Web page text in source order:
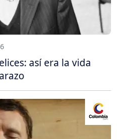
así era la vida